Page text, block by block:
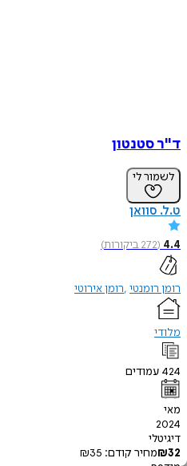
ד"ר סטנטון
לשמור לי
ט.ל. סוואן
4.4
(
272ביקורות)
רומן רומנטי רומן אירוטי
מלודי
424 עמודים
מאי
2024
דיגיטלי
₪32 מחיר קודם: ₪35